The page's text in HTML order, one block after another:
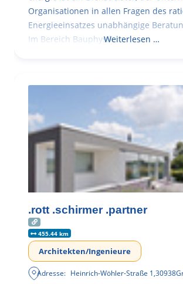
Organisationen in allen Fragen des
Energieeinsatzes unabhängige
Im Bereich BauphysikWeiterlesen …
.rott .schirmer .partner
455.44 km
Architekten/Ingenieure
Adresse: Heinrich-Wöhler-Straße 1,30938